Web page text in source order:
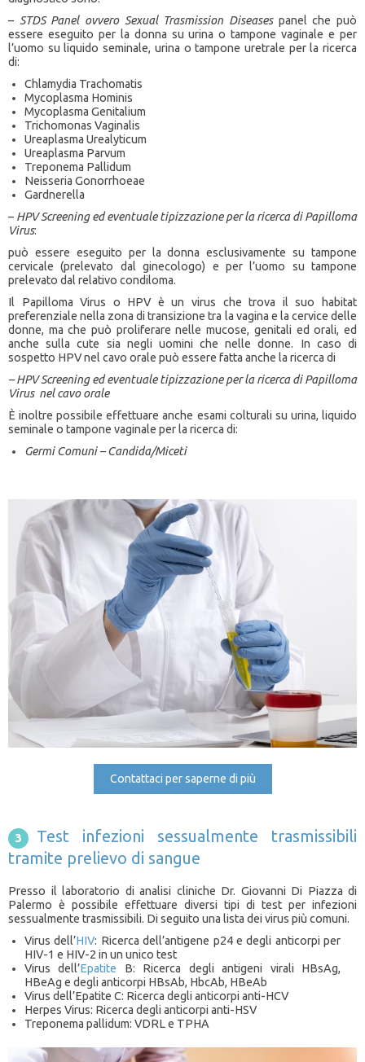
– STDS Panel ovvero Sexual Trasmission Diseasespanel che può
essere eseguito per la donna su urina o tampone vaginale e per
l’uomo su liquido seminale, urina o tampone uretrale per la ricerca
di:
Chlamydia Trachomatis
Mycoplasma Hominis
Mycoplasma Genitalium
Trichomonas Vaginalis
Ureaplasma Urealyticum
Ureaplasma Parvum
Treponema Pallidum
Neisseria Gonorrhoeae
Gardnerella
– HPV Screening ed eventuale tipizzazione per la ricerca di Papilloma
Virus:
può essere eseguito per la donna esclusivamente su tampone
cervicale (prelevato dal ginecologo) e per l’uomo su tampone
prelevato dal relativo condiloma.
Il Papilloma Virus o HPV è un virus che trova il suo habitat
preferenziale nella zona di transizione tra la vagina e la cervice delle
donne, ma che può proliferare nelle mucose, genitali ed orali, ed
anche sulla cute sia negli uomini che nelle donne. In caso di
sospetto HPV nel cavo orale può essere fatta anche la ricerca di
– HPV Screening ed eventuale tipizzazione per la ricerca di Papilloma
Virus nel cavo orale
È inoltre possibile effettuare anche esami colturali su urina, liquido
seminale o tampone vaginale per la ricerca di:
Germi Comuni – Candida/Miceti
Contattaci per saperne di più
Test infezioni sessualmente trasmissibili
tramite prelievo di sangue
Presso il laboratorio di analisi cliniche Dr. Giovanni Di Piazza di
Palermo è possibile effettuare diversi tipi di test per infezioni
sessualmente trasmissibili. Di seguito una lista dei virus più comuni.
Virus dell’HIV: Ricerca dell’antigene p24 e degli anticorpi per
HIV-1 e HIV-2 in un unico test
Virus dell’Epatite B: Ricerca degli antigeni virali HBsAg,
HBeAg e degli anticorpi HBsAb, HbcAb, HBeAb
Virus dell’Epatite C: Ricerca degli anticorpi anti-HCV
Herpes Virus: Ricerca degli anticorpi anti-HSV
Treponema pallidum: VDRL e TPHA